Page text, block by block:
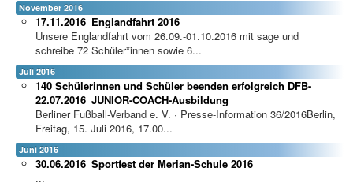
November 2016
Englandfahrt 2016
17.11.2016
Unsere Englandfahrt vom 26.09.-01.10.2016 mit sage und
schreibe 72 Schüler*innen sowie 6...
Juli 2016
140 Schülerinnen und Schüler beenden erfolgreich DFB-
JUNIOR-COACH-Ausbildung
22.07.2016
Berliner Fußball-Verband e. V. · Presse-Information 36/2016Berlin,
Freitag, 15. Juli 2016, 17.00...
Juni 2016
Sportfest der Merian-Schule 2016
30.06.2016
...